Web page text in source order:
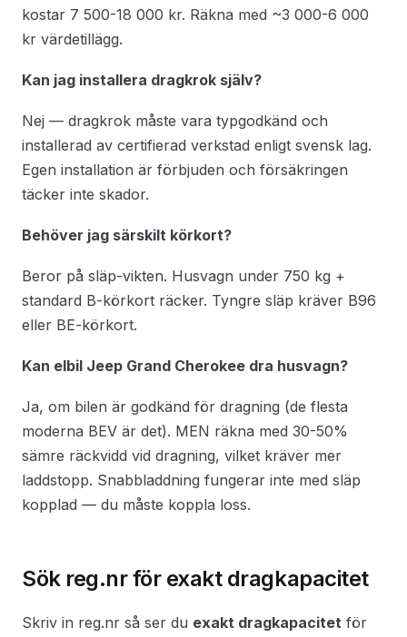
kostar 7 500-18 000 kr. Räkna med ~3 000-6 000
kr värdetillägg.
Kan jag installera dragkrok själv?
Nej — dragkrok måste vara typgodkänd och
installerad av certifierad verkstad enligt svensk lag.
Egen installation är förbjuden och försäkringen
täcker inte skador.
Behöver jag särskilt körkort?
Beror på släp-vikten. Husvagn under 750 kg +
standard B-körkort räcker. Tyngre släp kräver B96
eller BE-körkort.
Kan elbil Jeep Grand Cherokee dra husvagn?
Ja, om bilen är godkänd för dragning (de flesta
moderna BEV är det). MEN räkna med 30-50%
sämre räckvidd vid dragning, vilket kräver mer
laddstopp. Snabbladdning fungerar inte med släp
kopplad — du måste koppla loss.
Sök reg.nr för exakt dragkapacitet
Skriv in reg.nr så ser du exakt dragkapacitet för